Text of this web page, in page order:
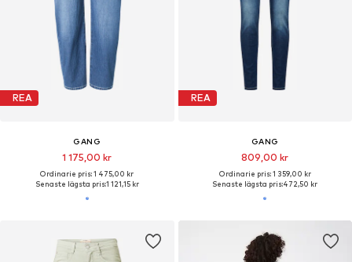
REA
GANG
1 175,00 kr
Ordinarie pris: 1 475,00 kr
Senaste lägsta pris:1 121,15 kr
REA
GANG
809,00 kr
Ordinarie pris: 1 359,00 kr
Senaste lägsta pris:472,50 kr